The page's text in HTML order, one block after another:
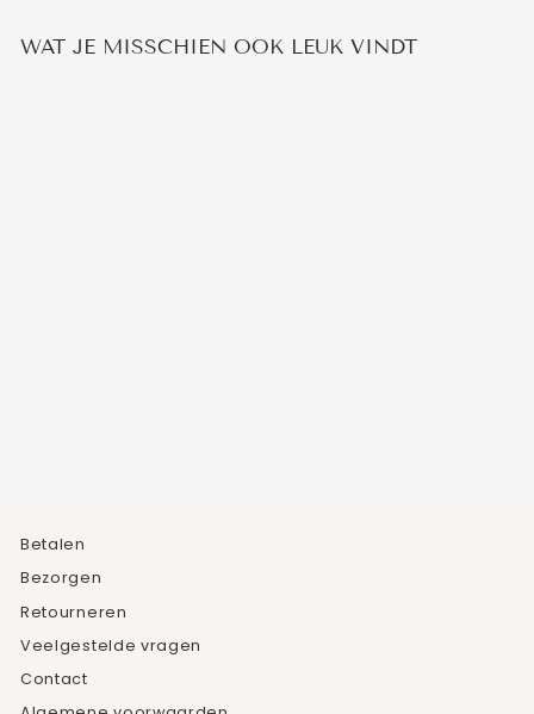
WAT JE MISSCHIEN OOK LEUK VINDT
Betalen
Bezorgen
Retourneren
Veelgestelde vragen
Contact